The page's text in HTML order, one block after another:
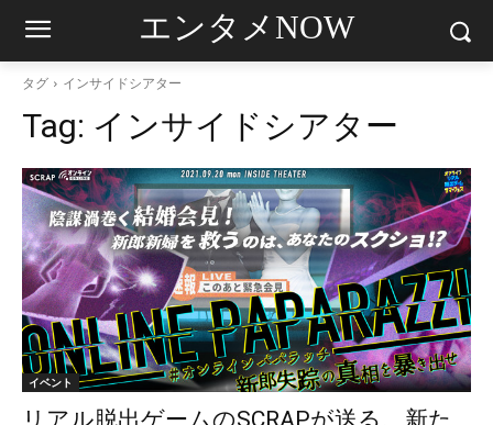
エンタメNOW
タグ インサイドシアター
Tag: インサイドシアター
イベント
リアル脱出ゲームのSCRAPが送る、新た